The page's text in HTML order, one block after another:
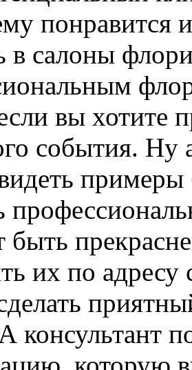
понравится
в салоны
вы хотите
события. Ну
быть
их по
консультант